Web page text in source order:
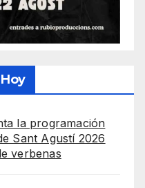
la programación
Sant Agustí 2026
verbenas